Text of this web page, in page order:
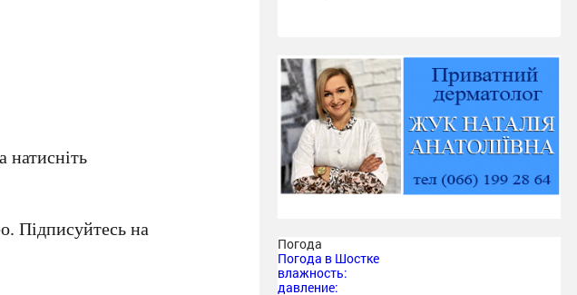
натисніть
Підписуйтесь на
Погода
Погода в Шостке
влажность:
давление: